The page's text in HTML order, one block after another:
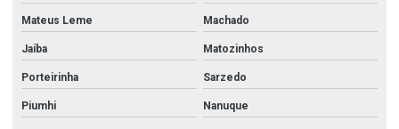
Mateus Leme Machado
Jaíba Matozinhos
Porteirinha Sarzedo
Piumhi Nanuque